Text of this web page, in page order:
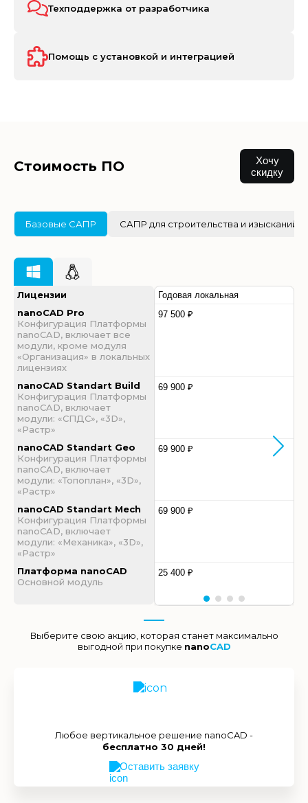
Техподдержка от разработчика
Помощь с установкой и интеграцией
Стоимость ПО
Хочу
скидку
Базовые САПР САПР для строительства и изысканий
Лицензии
nanoCAD Pro
Конфигурация Платформы
nanoCAD, включает все
модули, кроме модуля
«Организация» в локальных
лицензиях
nanoCAD Standart Build
Конфигурация Платформы
nanoCAD, включает
модули: «СПДС», «3D»,
«Растр»
nanoCAD Standart Geo
Конфигурация Платформы
nanoCAD, включает
модули: «Топоплан», «3D»,
«Растр»
nanoCAD Standart Mech
Конфигурация Платформы
nanoCAD, включает
модули: «Механика», «3D»,
«Растр»
Платформа nanoCAD
Основной модуль
Годовая локальная
97 500 ₽
69 900 ₽
69 900 ₽
69 900 ₽
25 400 ₽
Выберите свою акцию, которая станет максимально
выгодной при покупке nanoCAD
Любое вертикальное решение nanoCAD -
бесплатно 30 дней!
Оставить заявку